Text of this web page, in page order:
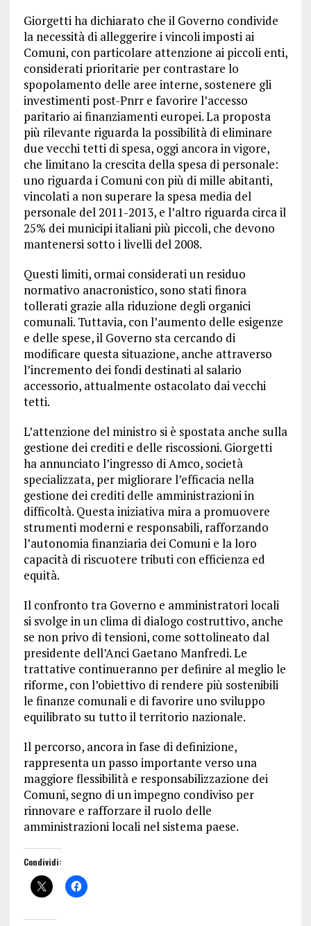
Giorgetti ha dichiarato che il Governo condivide
la necessità di alleggerire i vincoli imposti ai
Comuni, con particolare attenzione ai piccoli enti,
considerati prioritarie per contrastare lo
spopolamento delle aree interne, sostenere gli
investimenti post-Pnrr e favorire l’accesso
paritario ai finanziamenti europei. La proposta
più rilevante riguarda la possibilità di eliminare
due vecchi tetti di spesa, oggi ancora in vigore,
che limitano la crescita della spesa di personale:
uno riguarda i Comuni con più di mille abitanti,
vincolati a non superare la spesa media del
personale del 2011-2013, e l’altro riguarda circa il
25% dei municipi italiani più piccoli, che devono
mantenersi sotto i livelli del 2008.
Questi limiti, ormai considerati un residuo
normativo anacronistico, sono stati finora
tollerati grazie alla riduzione degli organici
comunali. Tuttavia, con l’aumento delle esigenze
e delle spese, il Governo sta cercando di
modificare questa situazione, anche attraverso
l’incremento dei fondi destinati al salario
accessorio, attualmente ostacolato dai vecchi
tetti.
L’attenzione del ministro si è spostata anche sulla
gestione dei crediti e delle riscossioni. Giorgetti
ha annunciato l’ingresso di Amco, società
specializzata, per migliorare l’efficacia nella
gestione dei crediti delle amministrazioni in
difficoltà. Questa iniziativa mira a promuovere
strumenti moderni e responsabili, rafforzando
l’autonomia finanziaria dei Comuni e la loro
capacità di riscuotere tributi con efficienza ed
equità.
Il confronto tra Governo e amministratori locali
si svolge in un clima di dialogo costruttivo, anche
se non privo di tensioni, come sottolineato dal
presidente dell’Anci Gaetano Manfredi. Le
trattative continueranno per definire al meglio le
riforme, con l’obiettivo di rendere più sostenibili
le finanze comunali e di favorire uno sviluppo
equilibrato su tutto il territorio nazionale.
Il percorso, ancora in fase di definizione,
rappresenta un passo importante verso una
maggiore flessibilità e responsabilizzazione dei
Comuni, segno di un impegno condiviso per
rinnovare e rafforzare il ruolo delle
amministrazioni locali nel sistema paese.
Condividi: